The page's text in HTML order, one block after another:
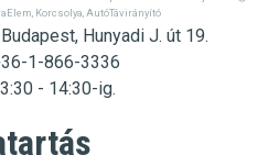
Korcsolya AutóTávirányító
Hunyadi J. út 19.
1-866-3336
- 14:30-ig.